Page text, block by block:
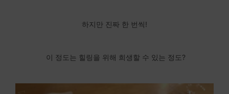
하지만 진짜 한 번씩!
이 정도는 힐링을 위해 희생할 수 있는 정도?